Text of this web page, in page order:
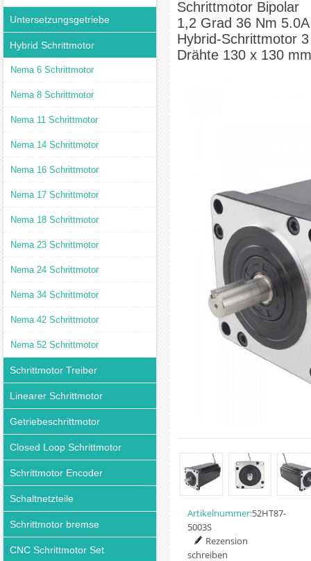
Untersetzungsgetriebe
Hybrid Schrittmotor
Nema 6 Schrittmotor
Nema 8 Schrittmotor
Nema 11 Schrittmotor
Nema 14 Schrittmotor
Nema 16 Schrittmotor
Nema 17 Schrittmotor
Nema 18 Schrittmotor
Nema 23 Schrittmotor
Nema 24 Schrittmotor
Nema 34 Schrittmotor
Nema 42 Schrittmotor
Nema 52 Schrittmotor
Schrittmotor Treiber
Linearer Schrittmotor
Getriebeschrittmotor
Closed Loop Schrittmotor
Schrittmotor Encoder
Schaltnetzteile
Schrittmotor bremse
CNC Schrittmotor Set
Schrittmotor Bipolar
1,2 Grad 36 Nm 5.0A
Hybrid-Schrittmotor 3
Drähte 130 x 130 mm
Artikelnummer:52HT87-
5003S
Rezension
schreiben